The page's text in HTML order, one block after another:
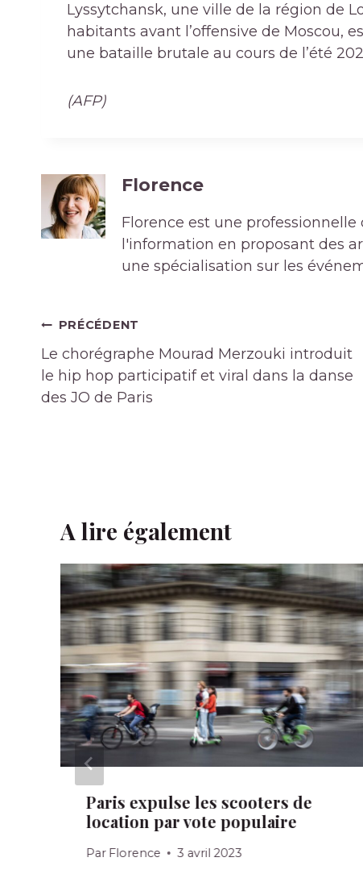
Lyssytchansk, une ville de la région de
habitants avant l’offensive de Moscou,
une bataille brutale au cours de l’été
(AFP)
Florence
Florence est une
l'information en proposant des
une spécialisation sur les
Navigation
de
l’article
PRÉCÉDENT
Le chorégraphe Mourad Merzouki introduit
le hip hop participatif et viral dans la danse
des JO de Paris
A lire également
Paris expulse les scooters de
location par vote populaire
Par Florence 3 avril 2023